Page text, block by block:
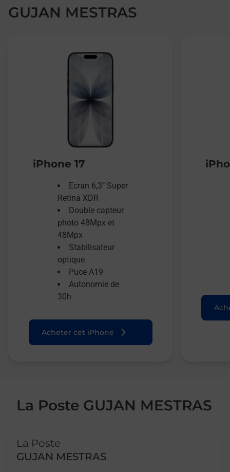
GUJAN MESTRAS
iPhone 17
Ecran 6,3’’ Super
Retina XDR
Double capteur
photo 48Mpx et
48Mpx
Stabilisateur
optique
Puce A19
Autonomie de
30h
Acheter cet iPhone
La Poste GUJAN MESTRAS
La Poste
GUJAN MESTRAS